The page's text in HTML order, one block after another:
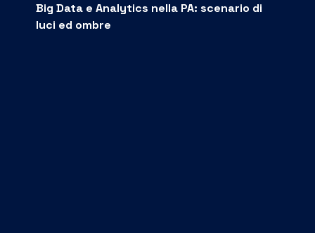
Big Data e Analytics nella PA: scenario di
luci ed ombre